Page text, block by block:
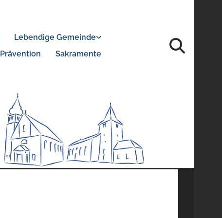
Lebendige Gemeinde
Prävention Sakramente